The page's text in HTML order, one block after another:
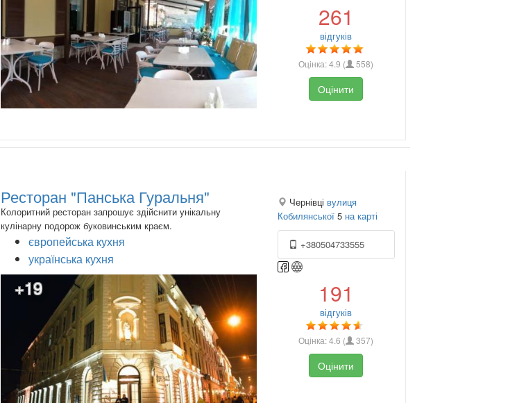
261
відгуків
Оцінка:4.9 ( 558)
Оцінити
Ресторан "Панська Гуральня"
Колоритний ресторан запрошує здійснити унікальну
кулінарну подорож буковинським краєм.
європейська кухня
українська кухня
+19
Чернівці вулиця
Кобилянської5 на карті
+380504733555
191
відгуків
Оцінка:4.6 ( 357)
Оцінити